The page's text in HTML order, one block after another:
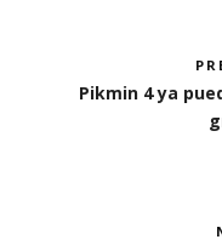
Pikmin 4 ya